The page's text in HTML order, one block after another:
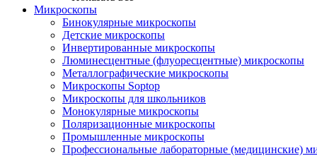
Микроскопы
Бинокулярные микроскопы
Детские микроскопы
Инвертированные микроскопы
Люминесцентные (флуоресцентные) микроскопы
Металлографические микроскопы
Микроскопы Soptop
Микроскопы для школьников
Монокулярные микроскопы
Поляризационные микроскопы
Промышленные микроскопы
Профессиональные лабораторные (медицинские)